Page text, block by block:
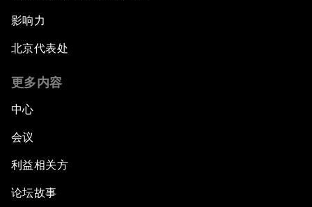
影响力
北京代表处
更多内容
中心
会议
利益相关方
论坛故事